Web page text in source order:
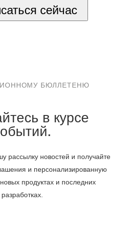
сейчас
БЮЛЛЕТЕНЮ
в курсе
рассылку новостей и получайте
и персонализированную
продуктах и последних
разработках.